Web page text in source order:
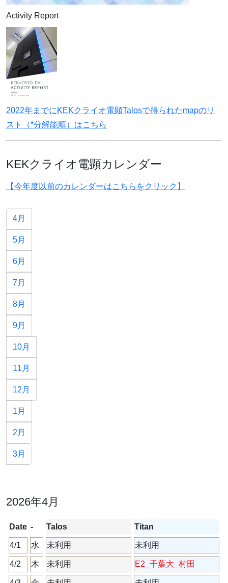
Activity Report
2022年までにKEKクライオ電顕Talosで得られたmapのリ
スト（*分解能順）はこちら
KEKクライオ電顕カレンダー
【今年度以前のカレンダーはこちらをクリック】
4月
5月
6月
7月
8月
9月
10月
11月
12月
1月
2月
3月
2026年4月
Date - Talos Titan
4/1 水 未利用 未利用
4/2 木 未利用 E2_千葉大_村田